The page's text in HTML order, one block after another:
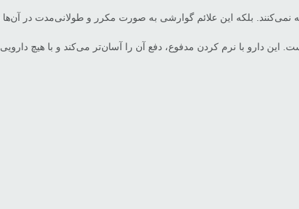
این دارو با نرم کردن مدفوع، دفع آن را آسان‌تر می‌کند و با هیچ